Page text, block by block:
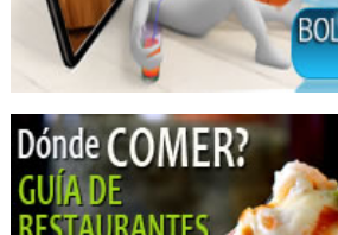
Transporte de Pasajeros
Hoteles
Apart Hoteles
Hotels
Abogado Criminalistico
Abogados
Grafología